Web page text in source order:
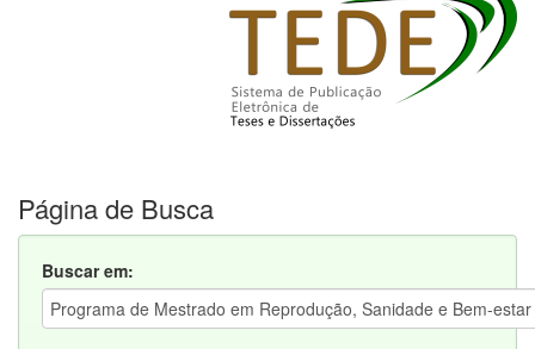
Página de Busca
Buscar em: